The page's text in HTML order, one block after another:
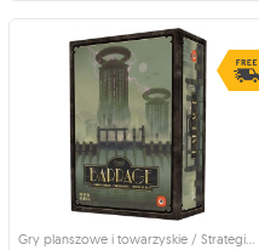
Gry planszowe i towarzyskie / Dodatki
do gier
Barrage: Afera na Nilu
Nowa forma nawadniania
☆
☆
☆
☆
☆ (0)
Wysyłka w poniedziałek
79,95 zł
Gry planszowe i towarzyskie / Strategiczne gry planszowe